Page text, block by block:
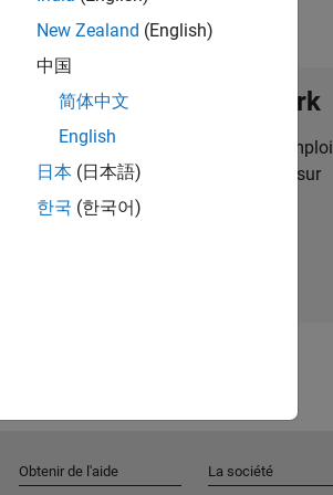
notre Talent Network
des alertes pour des opportunités d'emploi
des articles et des actualités sur
l'entreprise.
New Zealand (English)
中国
简体中文
English
日本 (日本語)
한국 (한국어)
Obtenir de l'aide La société